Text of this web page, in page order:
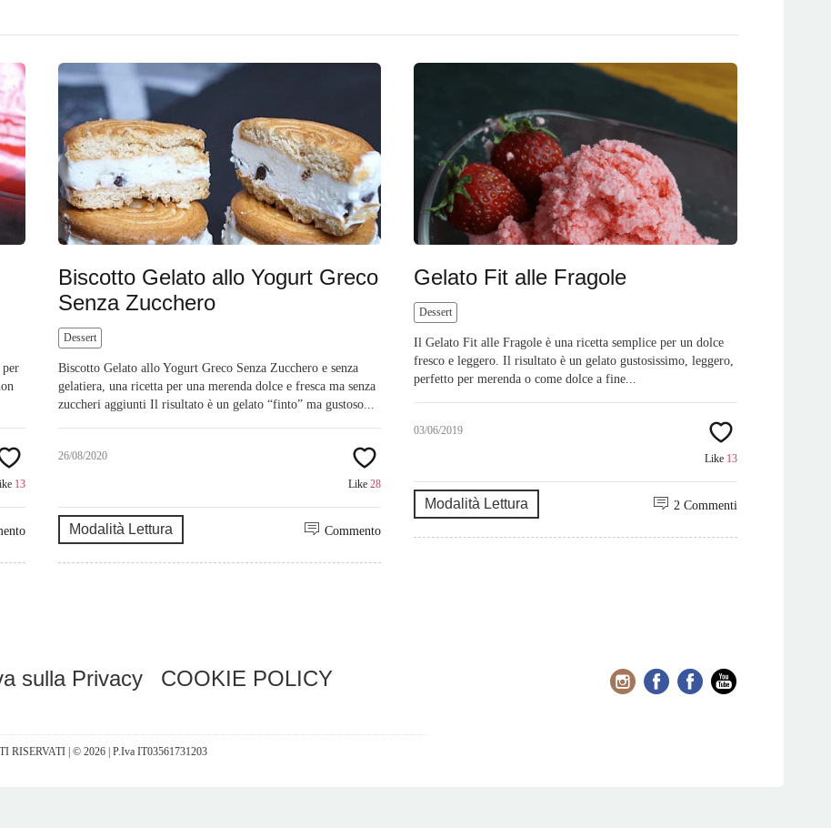
per
13
Biscotto Gelato allo Yogurt Greco
Senza Zucchero
Dessert
Biscotto Gelato allo Yogurt Greco Senza Zucchero e senza
gelatiera, una ricetta per una merenda dolce e fresca ma senza
zuccheri aggiunti Il risultato è un gelato “finto” ma gustoso...
26/08/2020
Like28
Modalità Lettura Commento
Gelato Fit alle Fragole
Dessert
Il Gelato Fit alle Fragole è una ricetta semplice per un dolce
fresco e leggero. Il risultato è un gelato gustosissimo, leggero,
perfetto per merenda o come dolce a fine...
03/06/2019
Like 13
Modalità Lettura 2 Commenti
sulla Privacy
COOKIE POLICY
RISERVATI | © 2026 | P.Iva IT03561731203